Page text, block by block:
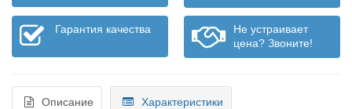
Гарантия качества
Не устраивает
цена? Звоните!
Описание Характеристики